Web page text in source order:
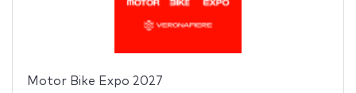
Motor Bike Expo 2027